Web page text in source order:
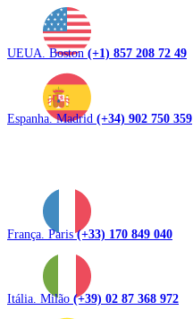
UEUA. Boston(+1) 857 208 72 49
Espanha. Madrid (+34) 902 750 359
França. Paris(+33) 170 849 040
Itália. Milão (+39) 02 87 368 972